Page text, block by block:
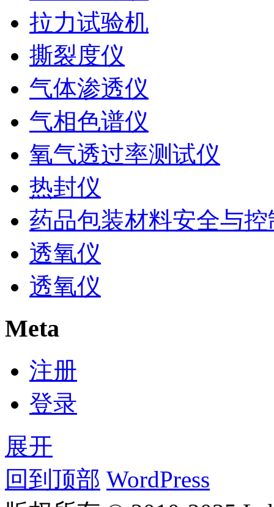
拉力试验机
撕裂度仪
气体渗透仪
气相色谱仪
氧气透过率测试仪
热封仪
药品包装材料安全与
透氧仪
透氧仪
Meta
注册
登录
展开
回到顶部 WordPress